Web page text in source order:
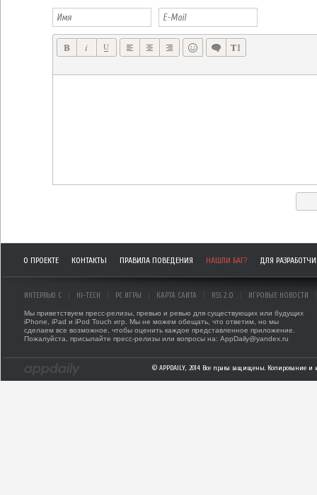
О ПРОЕКТЕ КОНТАКТЫ ПРАВИЛА ПОВЕДЕНИЯ НАШЛИ БАГ? ДЛЯ
ИНТЕРВЬЮ С HI-TECH PC ИГРЫ КАРТА САЙТА RSS 2.0 ИГРОВЫЕ НОВОСТИ
Мы приветствуем пресс-релизы, превью и ревью для существующих или будущих
iPhone, iPad и iPod Touch игр. Мы не можем обещать, что ответим, но мы
сделаем все возможное, чтобы оценить каждое представленное приложение.
Пожалуйста, присылайте пресс-релизы или вопросы на: AppDaily@yandex.ru
© APPDAILY, 2014 Все права защищены. Копирование и